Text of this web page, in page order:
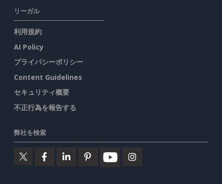
リーガル
利用規約
AI Policy
プライバシーポリシー
Content Guidelines
セキュリティ概要
不正行為を報告する
弊社を検索